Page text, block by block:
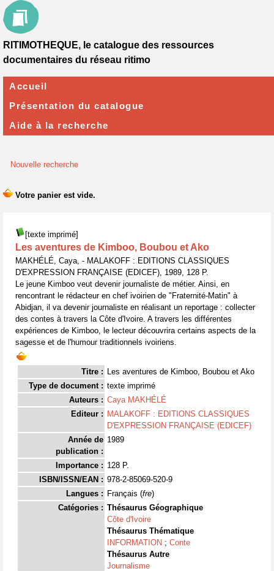
Nouvelle recherche
[texte imprimé]
Les aventures de Kimboo, Boubou et Ako
MAKHÉLÉ, Caya, - MALAKOFF : EDITIONS CLASSIQUES
D'EXPRESSION FRANÇAISE (EDICEF), 1989, 128 P.
Le jeune Kimboo veut devenir journaliste de métier. Ainsi, en
rencontrant le rédacteur en chef ivoirien de "Fraternité-Matin" à
Abidjan, il va devenir journaliste en réalisant un reportage : collecter
des contes à travers la Côte d'Ivoire. A travers les différentes
expériences de Kimboo, le lecteur découvrira certains aspects de la
sagesse et de l'humour traditionnels ivoiriens.
Titre : Les aventures de Kimboo, Boubou et Ako
Type de document : texte imprimé
Auteurs : Caya MAKHÉLÉ
Editeur : MALAKOFF : EDITIONS CLASSIQUES
D'EXPRESSION FRANÇAISE (EDICEF)
Année de
publication :
1989
Importance : 128 P.
ISBN/ISSN/EAN : 978-2-85069-520-9
Langues : Français (fre)
Catégories : Thésaurus Géographique
Côte d'Ivoire
Thésaurus Thématique
INFORMATION ; Conte
Thésaurus Autre
Journalisme
RITIMOTHEQUE, le catalogue des ressources
documentaires du réseau ritimo
Accueil
Présentation du catalogue
Aide à la recherche